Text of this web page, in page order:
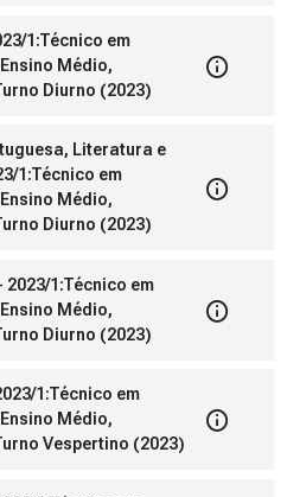
1:Técnico em
Médio,
Diurno (2023)
Literatura e
1:Técnico em
Médio,
Diurno (2023)
2023/1:Técnico em
Médio,
Diurno (2023)
1:Técnico em
Médio,
Vespertino (2023)